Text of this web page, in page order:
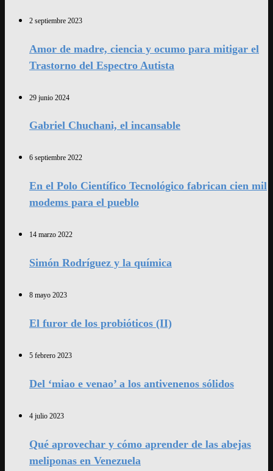
2 septiembre 2023
Amor de madre, ciencia y ocumo para mitigar el
Trastorno del Espectro Autista
29 junio 2024
Gabriel Chuchani, el incansable
6 septiembre 2022
En el Polo Científico Tecnológico fabrican cien mil
modems para el pueblo
14 marzo 2022
Simón Rodríguez y la química
8 mayo 2023
El furor de los probióticos (II)
5 febrero 2023
Del ‘miao e venao’ a los antivenenos sólidos
4 julio 2023
Qué aprovechar y cómo aprender de las abejas
meliponas en Venezuela